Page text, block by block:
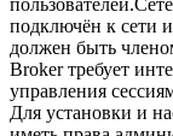
подключён к сети
должен быть
Broker требует
управления
Для установки и